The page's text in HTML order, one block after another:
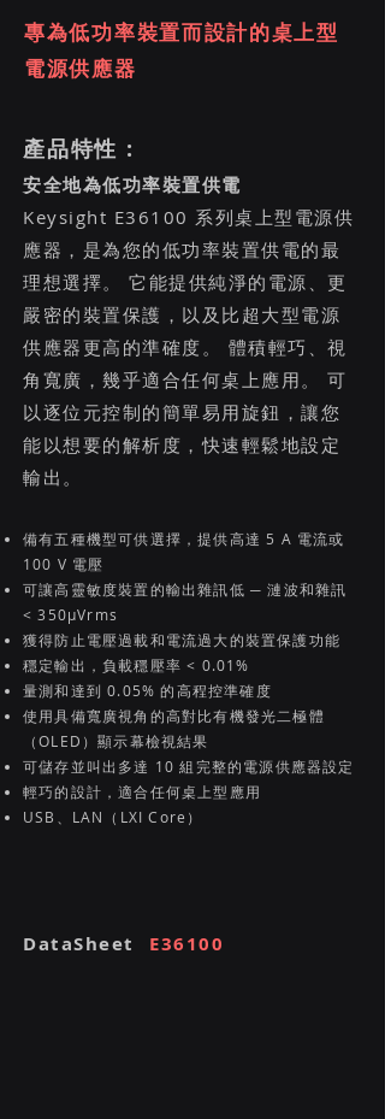
專為低功率裝置而設計的桌上型
電源供應器
產品特性 :
安全地為低功率裝置供電
Keysight E36100 系列桌上型電源供
應器，是為您的低功率裝置供電的最
理想選擇。 它能提供純淨的電源、更
嚴密的裝置保護，以及比超大型電源
供應器更高的準確度。 體積輕巧、視
角寬廣，幾乎適合任何桌上應用。 可
以逐位元控制的簡單易用旋鈕，讓您
能以想要的解析度，快速輕鬆地設定
輸出。
備有五種機型可供選擇，提供高達 5 A 電流或
100 V 電壓
可讓高靈敏度裝置的輸出雜訊低 ─ 漣波和雜訊
< 350µVrms
獲得防止電壓過載和電流過大的裝置保護功能
穩定輸出，負載穩壓率 < 0.01%
量測和達到 0.05% 的高程控準確度
使用具備寬廣視角的高對比有機發光二極體
（OLED）顯示幕檢視結果
可儲存並叫出多達 10 組完整的電源供應器設定
輕巧的設計，適合任何桌上型應用
USB、LAN（LXI Core）
DataSheet E36100